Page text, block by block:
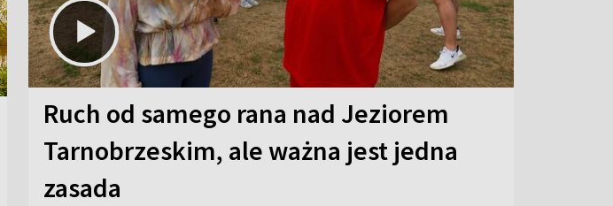
Ruch od samego rana nad Jeziorem
Tarnobrzeskim, ale ważna jest jedna
zasada